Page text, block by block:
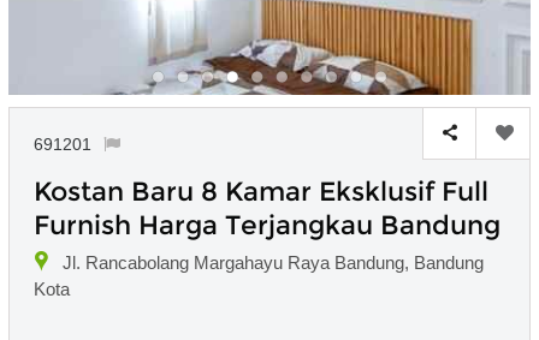
691201
Kostan Baru 8 Kamar Eksklusif Full
Furnish Harga Terjangkau Bandung
Jl. Rancabolang Margahayu Raya Bandung, Bandung
Kota